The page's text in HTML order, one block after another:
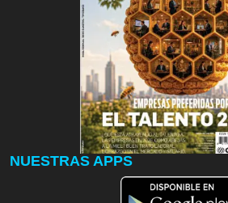
NUESTRAS APPS